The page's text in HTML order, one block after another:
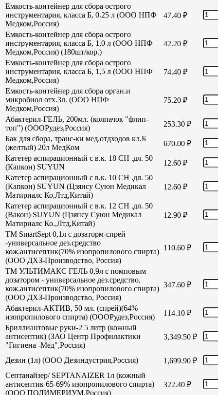
Емкость-контейнер для сбора острого
инструментария, класса Б, 0.25 л (ООО НПФ
Медком,Россия)
47.40 ₽
Емкость-контейнер для сбора острого
инструментария, класса Б, 1,0 л (ООО НПФ
Медком,Россия) (180шт/кор.)
42.20 ₽
Емкость-контейнер для сбора острого
инструментария, класса Б, 1,5 л (ООО НПФ
Медком,Россия)
74.40 ₽
Емкость-контейнер для сбора орган.и
микробиол отх.3л. (ООО НПФ
Медком,Россия)
75.20 ₽
Абактерил-ГЕЛЬ, 200мл. (колпачок "флип-
топ") (ОООРудез,Россия)
253.30 ₽
Бак для сбора, транс-ки мед.отдходов кл.Б
(желтый) 20л МедКом
670.00 ₽
Катетер аспирационный с в.к. 18 СН .дл. 50
(Капкон) SUYUN
12.60 ₽
Катетер аспирационный с в.к. 10 СН .дл. 50
(Капкон) SUYUN (Цзянсу Суюн Медикал
Матириалс Ко,Лтд,Китай)
12.60 ₽
Катетер аспирационный с в.к. 12 СН .дл. 50
(Вакон) SUYUN (Цзянсу Суюн Медикал
Матириалс Ко.,Лтд,Китай)
12.90 ₽
TM SmartSept 0,1л с дозаторм-спрей
-универсальное дез.средство
кож.антисептик(70% изопропилового спирта)
(ООО ДХЗ-Производство, Россия)
110.60 ₽
TM УЛЬТИМАКС ГЕЛЬ 0,9л с помповым
дозатором - универсальное дез.средство,
кож.антисептик(70% изопропилового спирта)
(ООО ДХЗ-Производство, Россия)
347.60 ₽
Абактерил-АКТИВ, 50 мл. (спрей)(64%
изопропилового спирта) (ОООРудез,Россия)
114.10 ₽
Бриллиантовые руки-2 5 литр (кожный
антисептик) (ЗАО Центр Профилактики
"Гигиена -Мед",Россия)
3,349.50 ₽
Дезин (1л) (ООО Дезиндустрия,Россия) 1,699.90 ₽
Септанайзер/ SEPTANAIZER 1л (кожный
антисептик 65-69% изопропилового спирта)
(ООО ПОЛИМЕРИУМ,Россия)
322.40 ₽